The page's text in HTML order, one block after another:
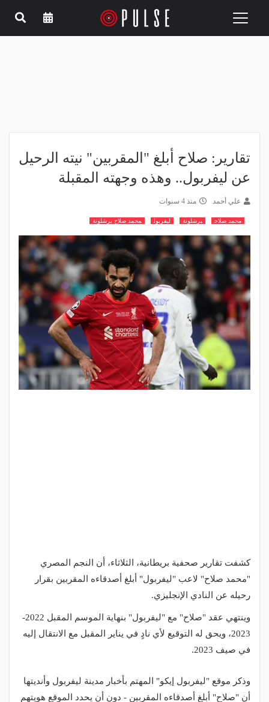
Toggle
تقارير: صلاح أبلغ "المقربين" نيته الرحيل
عن ليفربول.. وهذه وجهته المقبلة
علي أحمد منذ 4 سنوات
محمد صلاح برشلونة ليفربول محمد صلاح برشلونة
كشفت تقارير صحفية بريطانية، الثلاثاء، أن النجم المصري
"محمد صلاح" لاعب "ليفربول" أبلغ أصدقاءه المقربين بقرار
رحيله عن النادي الإنجليزي.
وينتهي عقد "صلاح" مع "ليفربول" بنهاية الموسم المقبل 2022-
2023، ويحق له التوقيع لأي نادٍ في يناير المقبل مع الانتقال إليه
في صيف 2023.
وذكر موقع "ليفربول إيكو" المهتم بأخبار مدينة ليفربول وأنديتها
أن "صلاح" أبلغ أصدقاءه المقربين - دون أن يحدد الموقع هويتهم